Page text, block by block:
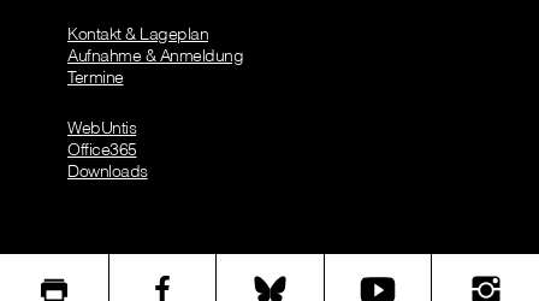
Kontakt & Lageplan
Aufnahme & Anmeldung
Termine
WebUntis
Office365
Downloads